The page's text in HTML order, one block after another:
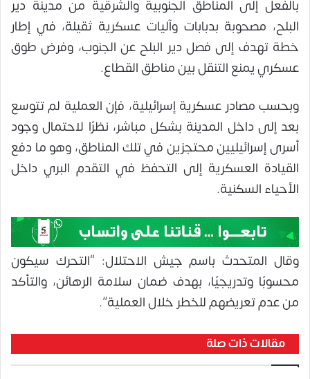
بالفعل إلى المناطق الجنوبية والشرقية من مدينة دير
البلح، مصحوبة بدبابات وآليات عسكرية ثقيلة، في إطار
خطة تهدف إلى فصل دير البلح عن الجنوب، وفرض طوق
عسكري يمنع التنقل بين مناطق القطاع.
وبحسب مصادر عسكرية إسرائيلية، فإن العملية لم تتوسع
بعد إلى داخل المدينة بشكل مباشر، نظرًا لاحتمال وجود
أسرى إسرائيليين محتجزين في تلك المناطق، وهو ما دفع
القيادة العسكرية إلى التحفظ في التقدم البري داخل
الأحياء السكنية.
وقال المتحدث باسم جيش الاحتلال: “التحرك سيكون
محسوبًا وتدريجيًا، بهدف ضمان سلامة الرهائن، والتأكد
من عدم تعريضهم للخطر خلال العملية”.
مقالات ذات صلة